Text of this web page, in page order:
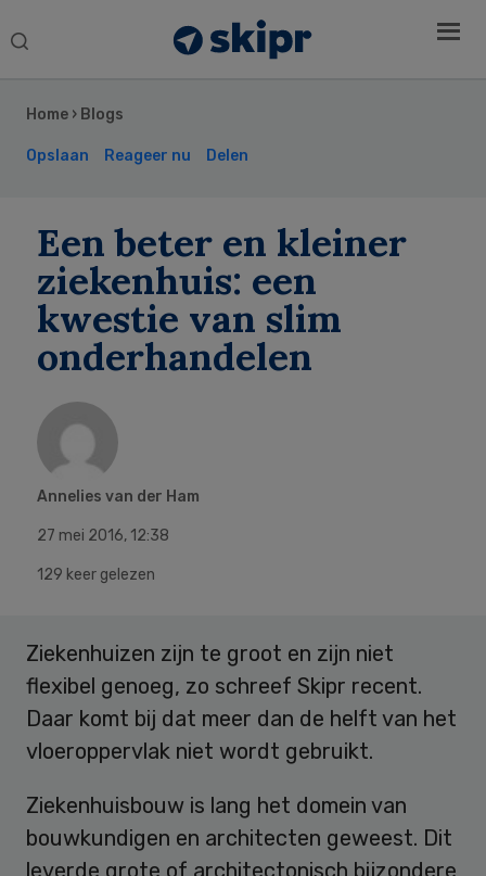
Search
Home › Blogs
Opslaan Reageer nu Delen
Een beter en kleiner
ziekenhuis: een
kwestie van slim
onderhandelen
Annelies van der Ham
27 mei 2016, 12:38
129 keer gelezen
Ziekenhuizen zijn te groot en zijn niet
flexibel genoeg, zo schreef Skipr recent.
Daar komt bij dat meer dan de helft van het
vloeroppervlak niet wordt gebruikt.
Ziekenhuisbouw is lang het domein van
bouwkundigen en architecten geweest. Dit
Sidebar